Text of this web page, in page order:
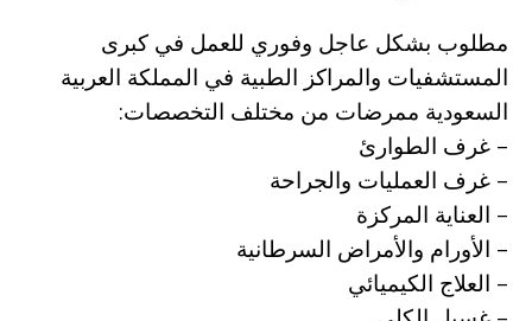
مطلوب بشكل عاجل وفوري للعمل في كبرى
المستشفيات والمراكز الطبية في المملكة العربية
السعودية ممرضات من مختلف التخصصات:
– غرف الطوارئ
– غرف العمليات والجراحة
– العناية المركزة
– الأورام والأمراض السرطانية
– العلاج الكيميائي